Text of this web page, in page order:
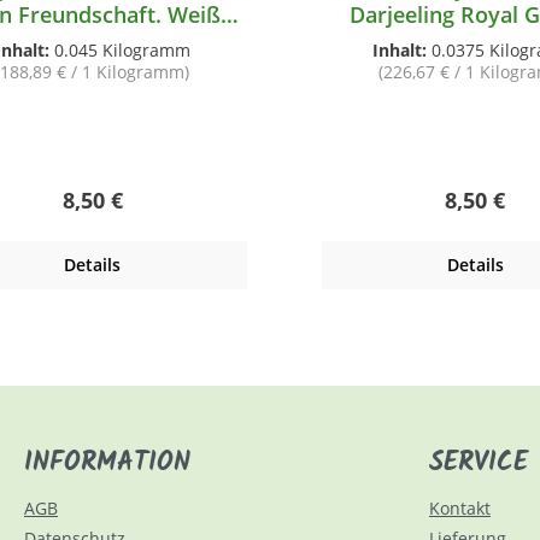
Freundschaft. Weißer
Tee
0.045 Kilogramm
€ / 1 Kilogramm)
Regulärer Preis:
8,50 €
Details
Darjeeling Royal
FTGFOP 1 first
Schwazer
Inhalt:0.0375
(226,67 € / 1
Regulärer
8,50 €
Details
INFORMATION
AGB
SERVICE
Kontakt